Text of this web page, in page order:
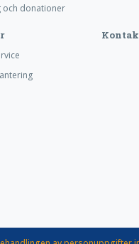
och donationer